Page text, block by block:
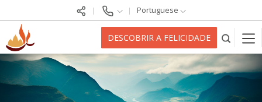
Portuguese
DESCOBRIR A FELICIDADE